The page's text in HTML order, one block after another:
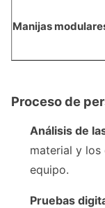
Manijas
Proceso de
Análisis de
material y
equipo.
Pruebas